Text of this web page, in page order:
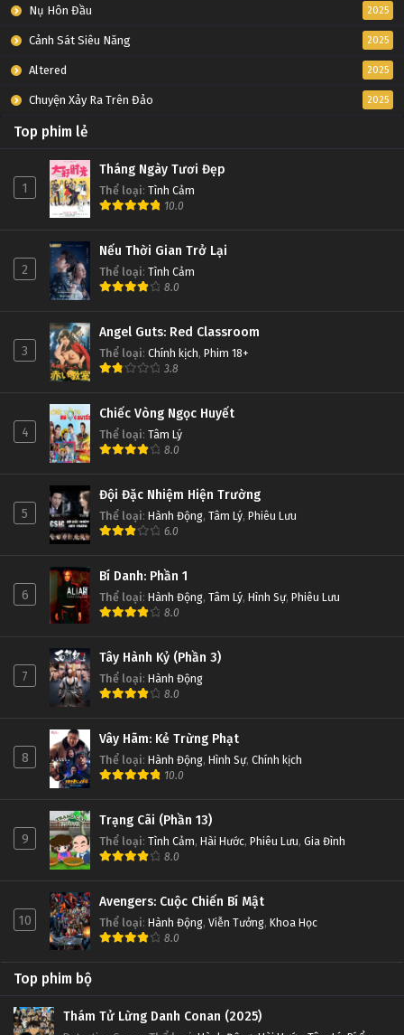
Nụ Hôn Đầu 2025
Cảnh Sát Siêu Năng 2025
Altered 2025
Chuyện Xảy Ra Trên Đảo 2025
Top phim lẻ
1
Tháng Ngày Tươi Đẹp
Thể loại: Tình Cảm
10.0
2
Nếu Thời Gian Trở Lại
Thể loại: Tình Cảm
8.0
3
Angel Guts: Red Classroom
Thể loại: Chính kịch, Phim 18+
3.8
4
Chiếc Vòng Ngọc Huyết
Thể loại: Tâm Lý
8.0
5
Đội Đặc Nhiệm Hiện Trường
Thể loại: Hành Động, Tâm Lý, Phiêu Lưu
6.0
6
Bí Danh: Phần 1
Thể loại: Hành Động, Tâm Lý, Hình Sự, Phiêu Lưu
8.0
7
Tây Hành Kỷ (Phần 3)
Thể loại: Hành Động
8.0
8
Vây Hãm: Kẻ Trừng Phạt
Thể loại: Hành Động, Hình Sự, Chính kịch
10.0
9
Trạng Cãi (Phần 13)
Thể loại: Tình Cảm, Hài Hước, Phiêu Lưu, Gia Đình
8.0
10
Avengers: Cuộc Chiến Bí Mật
Thể loại: Hành Động, Viễn Tưởng, Khoa Học
8.0
Top phim bộ
Thám Tử Lừng Danh Conan (2025)